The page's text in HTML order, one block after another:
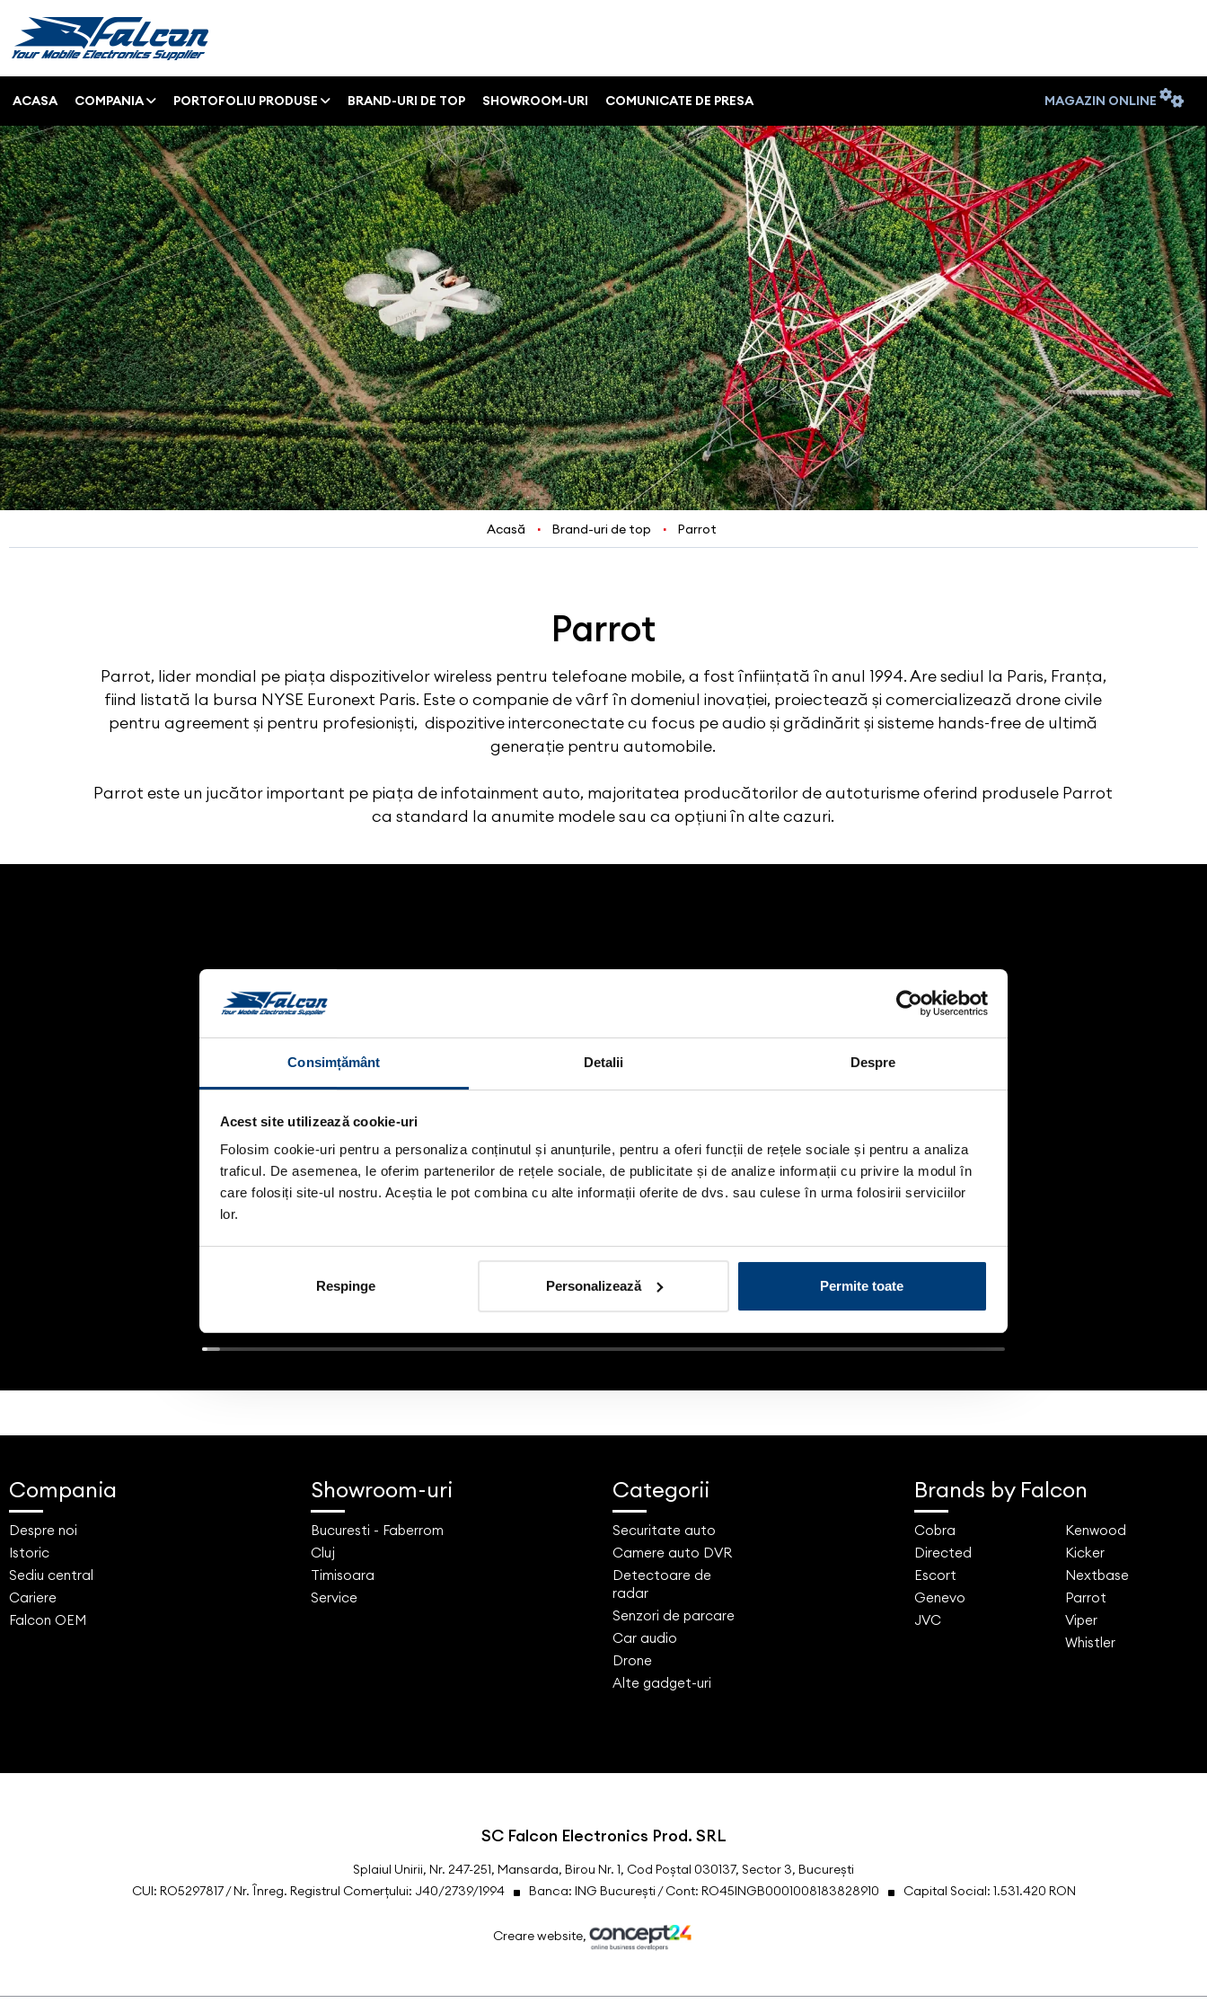
Consimțământ Detalii Despre
Acest site utilizează cookie-uri
Folosim cookie-uri pentru a personaliza conținutul și anunțurile, pentru a oferi funcții de rețele sociale și pentru a analiza
traficul. De asemenea, le oferim partenerilor de rețele sociale, de publicitate și de analize informații cu privire la modul în
care folosiți site-ul nostru. Aceștia le pot combina cu alte informații oferite de dvs. sau culese în urma folosirii serviciilor
lor.
Respinge Personalizează Permite toate
ACASA COMPANIA PORTOFOLIU PRODUSE BRAND-URI DE TOP SHOWROOM-URI COMUNICATE DE PRESA MAGAZIN ONLINE
Acasă Brand-uri de top Parrot
Parrot
Parrot, lider mondial pe piața dispozitivelor wireless pentru telefoane mobile, a fost înființată în anul 1994. Are sediul la Paris, Franța,
fiind listată la bursa NYSE Euronext Paris. Este o companie de vârf în domeniul inovației, proiectează și comercializează drone civile
pentru agreement și pentru profesioniști, dispozitive interconectate cu focus pe audio și grădinărit și sisteme hands-free de ultimă
generație pentru automobile.
Parrot este un jucător important pe piața de infotainment auto, majoritatea producătorilor de autoturisme oferind produsele Parrot
ca standard la anumite modele sau ca opțiuni în alte cazuri.
Compania
Despre noi
Istoric
Sediu central
Cariere
Falcon OEM
Showroom-uri
Bucuresti - Faberrom
Cluj
Timisoara
Service
Categorii
Securitate auto
Camere auto DVR
Detectoare de
radar
Senzori de parcare
Car audio
Drone
Alte gadget-uri
Brands by Falcon
Cobra
Directed
Escort
Genevo
JVC
Kenwood
Kicker
Nextbase
Parrot
Viper
Whistler
SC Falcon Electronics Prod. SRL
Splaiul Unirii, Nr. 247-251, Mansarda, Birou Nr. 1, Cod Poștal 030137, Sector 3, București
CUI: RO5297817 / Nr. Înreg. Registrul Comerțului: J40/2739/1994
Banca: ING București / Cont: RO45INGB0001008183828910 Capital Social: 1.531.420 RON
Creare website,